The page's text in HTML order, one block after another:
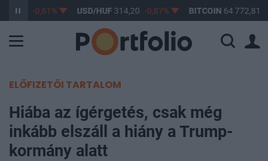
363,17 -0,61% USD/HUF 314,20 -0,87% BITCOIN 64 772,81
ELŐFIZETŐI TARTALOM
Hiába az ígérgetés, csak még
inkább elszáll a hiány a Trump-
kormány alatt